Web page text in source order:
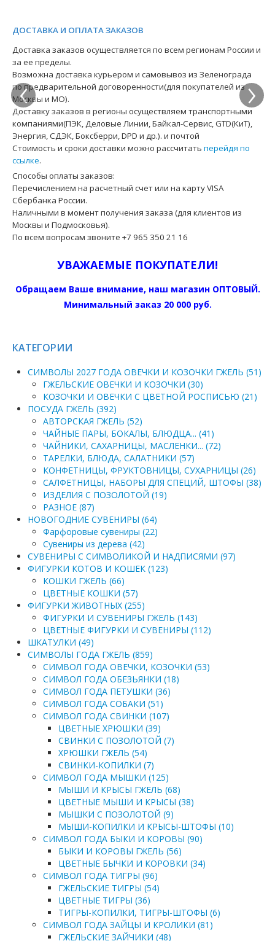
‹ ›
ДОСТАВКА И ОПЛАТА ЗАКАЗОВ
Доставка заказов осуществляется по всем регионам России и
за ее пределы.
Возможна доставка курьером и самовывоз из Зеленограда
по предварительной договоренности(для покупателей из
Москвы и МО).
Доставку заказов в регионы осуществляем транспортными
компаниями(ПЭК, Деловые Линии, Байкал-Сервис, GTD(КиТ),
Энергия, СДЭК, Боксберри, DPD и др.). и почтой
Стоимость и сроки доставки можно рассчитать перейдя по
ссылке.
Способы оплаты заказов:
Перечислением на расчетный счет или на карту VISA
Сбербанка России.
Наличными в момент получения заказа (для клиентов из
Москвы и Подмосковья).
По всем вопросам звоните +7 965 350 21 16
УВАЖАЕМЫЕ ПОКУПАТЕЛИ!
Обращаем Ваше внимание, наш магазин ОПТОВЫЙ.
Минимальный заказ 20 000 руб.
КАТЕГОРИИ
СИМВОЛЫ 2027 ГОДА ОВЕЧКИ И КОЗОЧКИ ГЖЕЛЬ (51)
ГЖЕЛЬСКИЕ ОВЕЧКИ И КОЗОЧКИ (30)
КОЗОЧКИ И ОВЕЧКИ С ЦВЕТНОЙ РОСПИСЬЮ (21)
ПОСУДА ГЖЕЛЬ (392)
АВТОРСКАЯ ГЖЕЛЬ (52)
ЧАЙНЫЕ ПАРЫ, БОКАЛЫ, БЛЮДЦА... (41)
ЧАЙНИКИ, САХАРНИЦЫ, МАСЛЕНКИ... (72)
ТАРЕЛКИ, БЛЮДА, САЛАТНИКИ (57)
КОНФЕТНИЦЫ, ФРУКТОВНИЦЫ, СУХАРНИЦЫ (26)
САЛФЕТНИЦЫ, НАБОРЫ ДЛЯ СПЕЦИЙ, ШТОФЫ (38)
ИЗДЕЛИЯ С ПОЗОЛОТОЙ (19)
РАЗНОЕ (87)
НОВОГОДНИЕ СУВЕНИРЫ (64)
Фарфоровые сувениры (22)
Сувениры из дерева (42)
СУВЕНИРЫ С СИМВОЛИКОЙ И НАДПИСЯМИ (97)
ФИГУРКИ КОТОВ И КОШЕК (123)
КОШКИ ГЖЕЛЬ (66)
ЦВЕТНЫЕ КОШКИ (57)
ФИГУРКИ ЖИВОТНЫХ (255)
ФИГУРКИ И СУВЕНИРЫ ГЖЕЛЬ (143)
ЦВЕТНЫЕ ФИГУРКИ И СУВЕНИРЫ (112)
ШКАТУЛКИ (49)
СИМВОЛЫ ГОДА ГЖЕЛЬ (859)
СИМВОЛ ГОДА ОВЕЧКИ, КОЗОЧКИ (53)
СИМВОЛ ГОДА ОБЕЗЬЯНКИ (18)
СИМВОЛ ГОДА ПЕТУШКИ (36)
СИМВОЛ ГОДА СОБАКИ (51)
СИМВОЛ ГОДА СВИНКИ (107)
ЦВЕТНЫЕ ХРЮШКИ (39)
СВИНКИ С ПОЗОЛОТОЙ (7)
ХРЮШКИ ГЖЕЛЬ (54)
СВИНКИ-КОПИЛКИ (7)
СИМВОЛ ГОДА МЫШКИ (125)
МЫШИ И КРЫСЫ ГЖЕЛЬ (68)
ЦВЕТНЫЕ МЫШИ И КРЫСЫ (38)
МЫШКИ С ПОЗОЛОТОЙ (9)
МЫШИ-КОПИЛКИ И КРЫСЫ-ШТОФЫ (10)
СИМВОЛ ГОДА БЫКИ И КОРОВЫ (90)
БЫКИ И КОРОВЫ ГЖЕЛЬ (56)
ЦВЕТНЫЕ БЫЧКИ И КОРОВКИ (34)
СИМВОЛ ГОДА ТИГРЫ (96)
ГЖЕЛЬСКИЕ ТИГРЫ (54)
ЦВЕТНЫЕ ТИГРЫ (36)
ТИГРЫ-КОПИЛКИ, ТИГРЫ-ШТОФЫ (6)
СИМВОЛ ГОДА ЗАЙЦЫ И КРОЛИКИ (81)
ГЖЕЛЬСКИЕ ЗАЙЧИКИ (48)